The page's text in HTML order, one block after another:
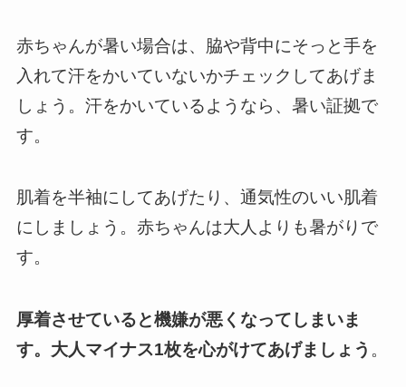
赤ちゃんが暑い場合は、脇や背中にそっと手を
入れて汗をかいていないかチェックしてあげま
しょう。 汗をかいているようなら、暑い証拠で
す。
肌着を半袖にしてあげたり、通気性のいい肌着
にしましょう。 赤ちゃんは大人よりも暑がりで
す。
厚着させていると機嫌が悪くなってしまいま
す。 大人マイナス1枚を心がけてあげましょう 。